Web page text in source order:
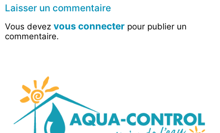
Laisser un commentaire
Vous devez vous connecter pour publier un
commentaire.